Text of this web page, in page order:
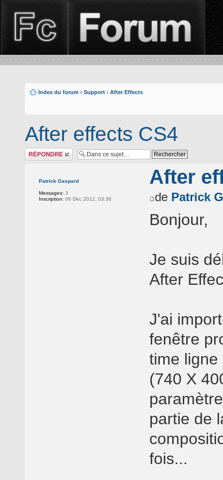
Index du forum ‹ Support ‹ After Effects
After effects CS4
Répondre
Patrick Gaspard
Messages: 3
Inscription: 06 Déc 2012, 03:36
After
de Patrick
Bonjour,
Je suis
After
J'ai
fenêtre
time ligne
(740 X
partie de
fois...